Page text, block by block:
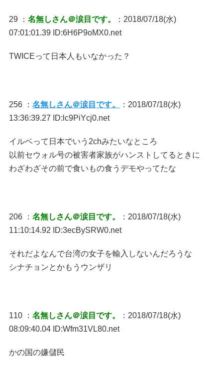
29 ： 名無しさん＠涙目です。
：2018/07/18(水)
07:01:01.39 ID:6H6P9oMX0.net
TWICEって日本人もいなかった？
256 ： 名無しさん＠涙目です。
：2018/07/18(水)
13:36:39.27 ID:lc9PiYcj0.net
イルベって日本でいう2chみたいなところ
以前セウォル号の被害者家族がハンストしてるときに
わざわざその前で食いもの食うデモやってたな
206 ： 名無しさん＠涙目です。
：2018/07/18(水)
11:10:14.92 ID:3ecBySRW0.net
それだよなんで台湾の女子を輸入しないんだろうな
シナチョンとかもうウンザリ
110 ： 名無しさん＠涙目です。
：2018/07/18(水)
08:09:40.04 ID:Wfm31VL80.net
かの国の嫌儲民